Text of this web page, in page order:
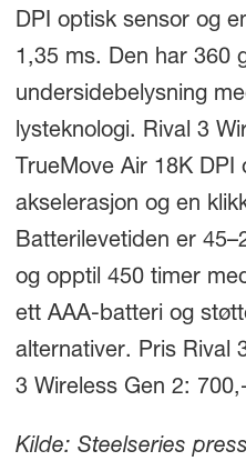
DPI optisk sensor og
1,35 ms. Den har 360
undersidebelysning
lysteknologi. Rival 3
TrueMove Air 18K
akselerasjon og en
Batterilevetiden er
og opptil 450 timer
ett AAA-batteri og
alternativer. Pris Rival
3 Wireless Gen 2:
Kilde: Steelseries